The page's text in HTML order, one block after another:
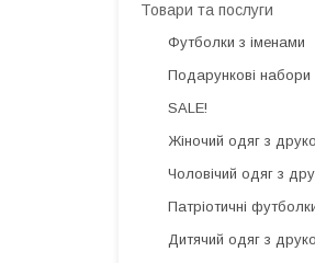
Товари та послуги
Футболки з іменами
Подарункові набори
SALE!
Жіночий одяг з
Чоловічий одяг з
Патріотичні
Дитячий одяг з